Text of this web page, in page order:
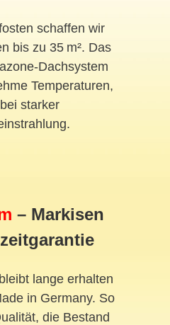
schaffen wir
bis zu 35 m². Das
Dachsystem
Temperaturen,
starker
– Markisen
lange erhalten
in Germany. So
die Bestand